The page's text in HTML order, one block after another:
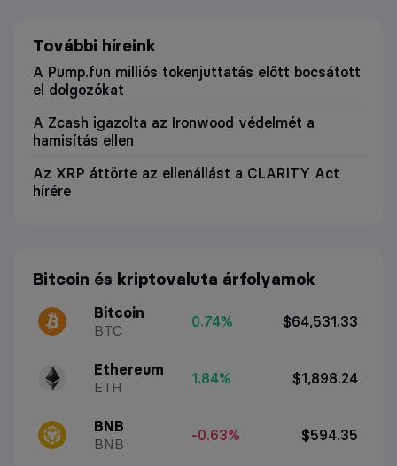
További híreink
A Pump.fun milliós tokenjuttatás előtt bocsátott
el dolgozókat
A Zcash igazolta az Ironwood védelmét a
hamisítás ellen
Az XRP áttörte az ellenállást a CLARITY Act
hírére
Bitcoin és kriptovaluta árfolyamok
Bitcoin
BTC
0.74% $64,531.33
Ethereum
ETH
1.84% $1,898.24
BNB
BNB
-0.63% $594.35